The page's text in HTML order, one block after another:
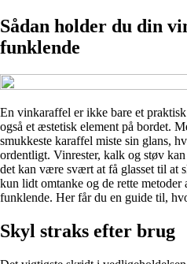
Sådan holder du din
funklende
En vinkaraffel er ikke bare et
også et æstetisk element på bordet.
smukkeste karaffel miste sin glans,
ordentligt. Vinrester, kalk og støv
det kan være svært at få glasset til at
kun lidt omtanke og de rette
funklende. Her får du en guide til,
Skyl straks efter brug